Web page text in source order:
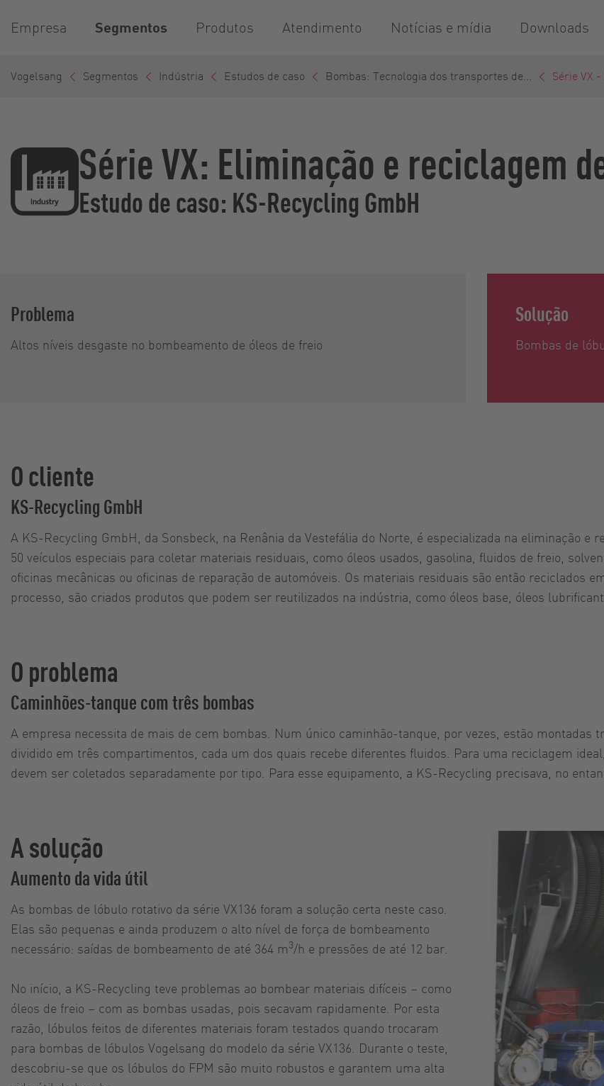
Empresa Segmentos Produtos Atendimento Notícias e mídia Downloads
Vogelsang Segmentos Indústria Estudos de caso Bombas: Tecnologia dos transportes de... Série VX
Série VX: Eliminação e reciclagem
Estudo de caso: KS-Recycling GmbH
Problema
Altos níveis desgaste no bombeamento de óleos de freio
Solução
Bombas de
O cliente
KS-Recycling GmbH
A KS-Recycling GmbH, da Sonsbeck, na Renânia da Vestefália do Norte, é especializada na eliminação
50 veículos especiais para coletar materiais residuais, como óleos usados, gasolina, fluidos de freio,
oficinas mecânicas ou oficinas de reparação de automóveis. Os materiais residuais são então reciclados
processo, são criados produtos que podem ser reutilizados na indústria, como óleos base, óleos
O problema
Caminhões-tanque com três bombas
A empresa necessita de mais de cem bombas. Num único caminhão-tanque, por vezes, estão montadas
dividido em três compartimentos, cada um dos quais recebe diferentes fluidos. Para uma reciclagem
devem ser coletados separadamente por tipo. Para esse equipamento, a KS-Recycling precisava, no
A solução
Aumento da vida útil
As bombas de lóbulo rotativo da série VX136 foram a solução certa neste caso.
Elas são pequenas e ainda produzem o alto nível de força de bombeamento
necessário: saídas de bombeamento de até 364 m3/h e pressões de até 12 bar.
No início, a KS-Recycling teve problemas ao bombear materiais difíceis – como
óleos de freio – com as bombas usadas, pois secavam rapidamente. Por esta
razão, lóbulos feitos de diferentes materiais foram testados quando trocaram
para bombas de lóbulos Vogelsang do modelo da série VX136. Durante o teste,
descobriu-se que os lóbulos do FPM são muito robustos e garantem uma alta